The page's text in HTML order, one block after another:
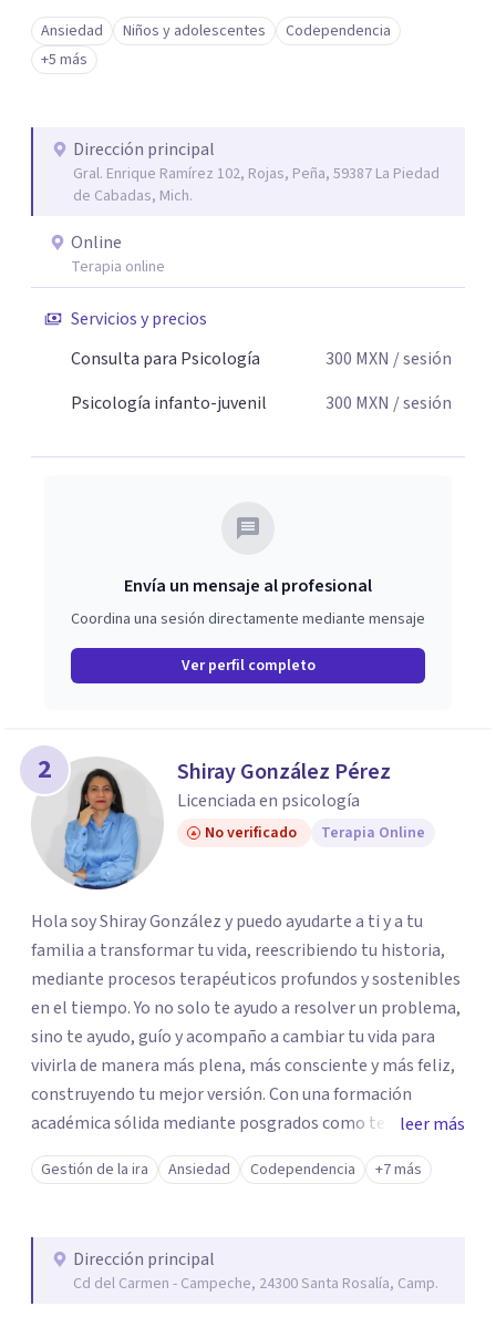
a tus necesidades específicas. Estoy aquí para escucharte
y brindarte las herramientas necesarias para fortalecer
tu paz mental.
Ansiedad Niños y adolescentes
Codependencia
+5 más
Dirección principal
Gral. Enrique Ramírez 102, Rojas, Peña, 59387 La Piedad
de Cabadas, Mich.
Online
Terapia online
Servicios y precios
Consulta para Psicología
300 MXN / sesión
Psicología infanto-juvenil
300 MXN / sesión
Envía un mensaje al profesional
Coordina una sesión directamente mediante mensaje
Ver perfil completo
2 Shiray González Pérez
Licenciada en psicología
No verificado Terapia Online
Hola soy Shiray González y puedo ayudarte a ti y a tu
familia a transformar tu vida, reescribiendo tu historia,
mediante procesos terapéuticos profundos y sostenibles
en el tiempo. Yo no solo te ayudo a resolver un problema,
sino te ayudo, guío y acompaño a cambiar tu vida para
vivirla de manera más plena, más consciente y más feliz,
construyendo tu mejor versión. Con una formación
académica sólida mediante posgrados como terapeuta
breve, familiar e infantil, así como con respaldo
profesional y experiencia clínica de más de 26 años y
auténtica y comunicación clara y directa para darte
seguridad emocional y una dirección firme de tu proceso
de cambio.
leer más
Gestión de la ira Ansiedad Codependencia +7 más
Dirección principal
Cd del Carmen - Campeche, 24300 Santa Rosalía, Camp.